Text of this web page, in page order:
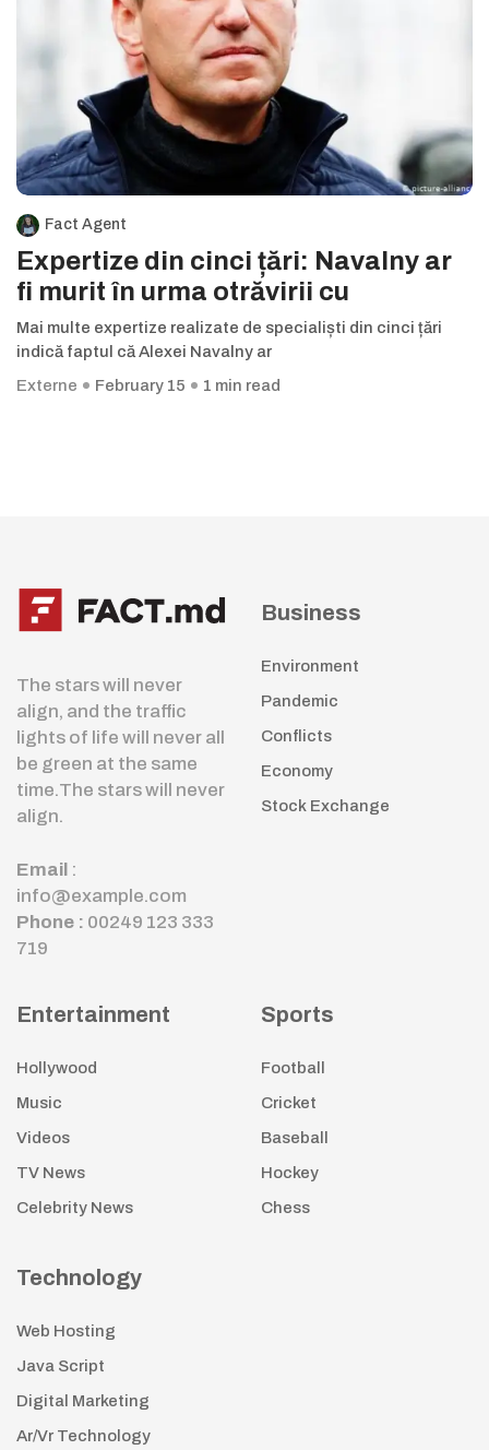
Fact Agent
Expertize din cinci țări: Navalny ar
fi murit în urma otrăvirii cu
Mai multe expertize realizate de specialiști din cinci țări
indică faptul că Alexei Navalny ar
Externe
February 15 1 min read
The stars will never
align, and the traffic
lights of life will never all
be green at the same
time.The stars will never
align.
Email :
info@example.com
Phone : 00249 123 333
719
Business
Environment
Pandemic
Conflicts
Economy
Stock Exchange
Entertainment
Hollywood
Music
Videos
TV News
Celebrity News
Sports
Football
Cricket
Baseball
Hockey
Chess
Technology
Web Hosting
Java Script
Digital Marketing
Ar/Vr Technology